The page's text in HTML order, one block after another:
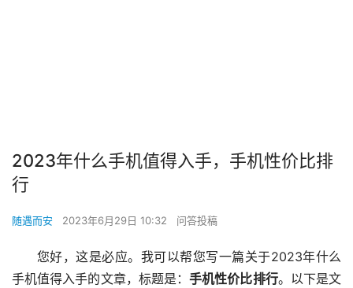
2023年什么手机值得入手，手机性价比排
行
随遇而安 2023年6月29日 10:32 问答投稿
您好，这是必应。我可以帮您写一篇关于2023年什么
手机值得入手的文章，标题是：手机性价比排行。以下是文